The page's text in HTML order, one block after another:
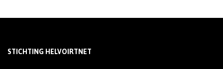
STICHTING HELVOIRTNET